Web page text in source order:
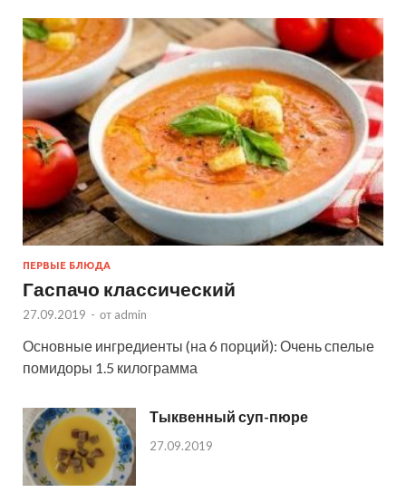
ПЕРВЫЕ БЛЮДА
Гаспачо классический
27.09.2019 - от admin
Основные ингредиенты (на 6 порций): Очень спелые
помидоры 1.5 килограмма
Тыквенный суп-пюре
27.09.2019